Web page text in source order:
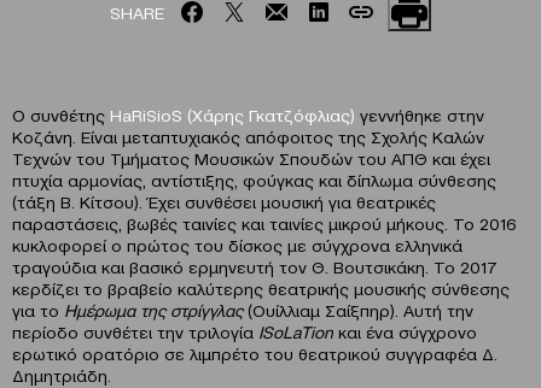
SHARE
Ο συνθέτης HaRiSioS (Χάρης Γκατζόφλιας) γεννήθηκε στην
Κοζάνη. Είναι μεταπτυχιακός απόφοιτος της Σχολής Καλών
Τεχνών του Τμήματος Μουσικών Σπουδών του ΑΠΘ και έχει
πτυχία αρμονίας, αντίστιξης, φούγκας και δίπλωμα σύνθεσης
(τάξη Β. Κίτσου). Έχει συνθέσει μουσική για θεατρικές
παραστάσεις, βωβές ταινίες και ταινίες μικρού μήκους. Το 2016
κυκλοφορεί ο πρώτος του δίσκος με σύγχρονα ελληνικά
τραγούδια και βασικό ερμηνευτή τον Θ. Βουτσικάκη. Το 2017
κερδίζει το βραβείο καλύτερης θεατρικής μουσικής σύνθεσης
για το Ημέρωμα της στρίγγλας(Ουίλλιαμ Σαίξπηρ). Αυτή την
περίοδο συνθέτει την τριλογία ISoLaTion και ένα σύγχρονο
ερωτικό ορατόριο σε λιμπρέτο του θεατρικού συγγραφέα Δ.
Δημητριάδη.